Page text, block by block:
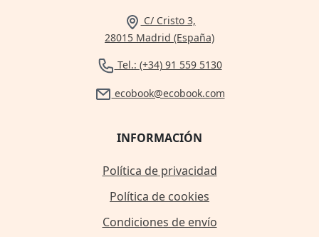
C/ Cristo 3,
28015 Madrid (España)
Tel.: (+34) 91 559 5130
ecobook@ecobook.com
INFORMACIÓN
Política de privacidad
Política de cookies
Condiciones de envío